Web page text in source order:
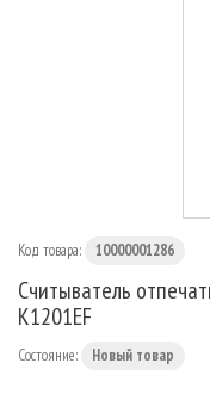
Код товара: 10000001286
Считыватель
K1201EF
Состояние: Новый товар